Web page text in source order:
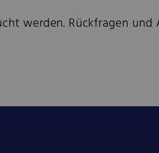
werden. Rückfragen